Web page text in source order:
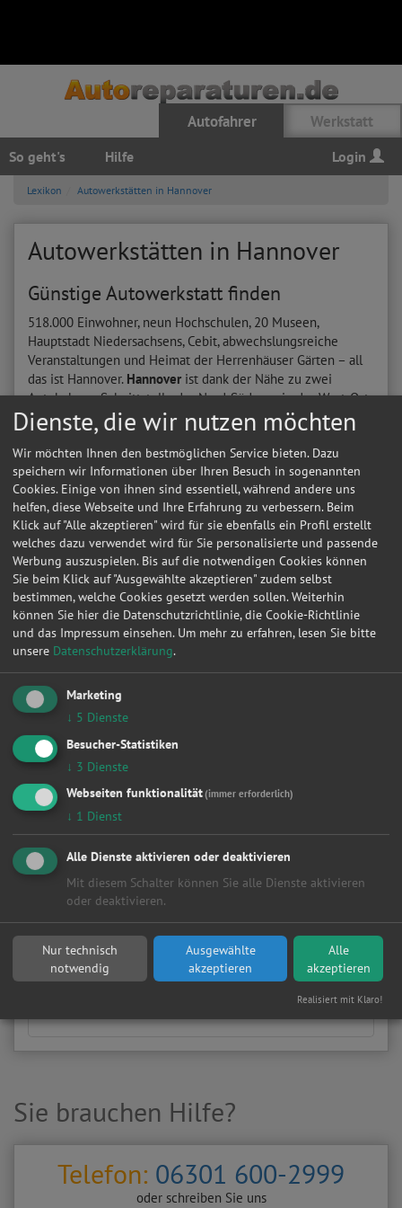
Autofahrer Werkstatt
So geht's Hilfe Login
Lexikon Autowerkstätten in Hannover
Autowerkstätten in Hannover
Günstige Autowerkstatt finden
518.000 Einwohner, neun Hochschulen, 20 Museen,
Hauptstadt Niedersachsens, Cebit, abwechslungsreiche
Veranstaltungen und Heimat der Herrenhäuser Gärten – all
das ist Hannover. Hannover ist dank der Nähe zu zwei
Autobahnen Schnittstelle der Nord-Süd- sowie der West-Ost-
Verbindung.
Suche nach Kfz-Service in Hannover
Ob Einwohner, zu Besuch oder auf der Durchfahrt, wer sicher
unterwegs sein möchte, sollte das Fahrzeug regelmäßig
pflegen und warten. ZahlreicheAutowerkstätten, freie
Werkstätten und
Vertragswerkstätten
stehen mit
umfangreichem Serviceangebot und mit erfahrenenKfz-
Mechanikernzur Verfügung. ObLichtmaschineaustauschen,
Ölwechsel,Benzinpumpeerneuern,Bremsen checken, die
Kosten können erheblich variieren. Stellen Sie jetzt eine
unverbindlicheAnfrage um Werkstattpreise für Kfz-
Reparaturenzu erfahren, vergleichen Sie ganz bequem
Kosten, und finden Sie eine günstige Autowerkstatt in
Hannover.
Hier können Sie kostenlos Werkstattangebote einholen!
Manuell HSN/TSN
Wählen Sie Hersteller und Modell Ihres Fahrzeugs aus
den folgenden Listen aus.
Fahrzeugtyp:
Hersteller:
Sie brauchen Hilfe?
Telefon: 06301 600-2999
oder schreiben Sie uns
Dienste, die wir nutzen möchten
Wir möchten Ihnen den bestmöglichen Service bieten. Dazu
speichern wir Informationen über Ihren Besuch in sogenannten
Cookies. Einige von ihnen sind essentiell, während andere uns
helfen, diese Webseite und Ihre Erfahrung zu verbessern. Beim
Klick auf "Alle akzeptieren" wird für sie ebenfalls ein Profil erstellt
welches dazu verwendet wird für Sie personalisierte und passende
Werbung auszuspielen. Bis auf die notwendigen Cookies können
Sie beim Klick auf "Ausgewählte akzeptieren" zudem selbst
bestimmen, welche Cookies gesetzt werden sollen. Weiterhin
können Sie hier die Datenschutzrichtlinie, die Cookie-Richtlinie
und das Impressum einsehen. Um mehr zu erfahren, lesen Sie bitte
unsere Datenschutzerklärung.
Marketing
↓ 5 Dienste
Besucher-Statistiken
↓ 3 Dienste
Webseiten funktionalität(immer erforderlich)
↓ 1 Dienst
Alle Dienste aktivieren oder deaktivieren
Mit diesem Schalter können Sie alle Dienste aktivieren
oder deaktivieren.
Nur technisch
notwendig
Ausgewählte
akzeptieren
Alle
akzeptieren
Realisiert mit Klaro!